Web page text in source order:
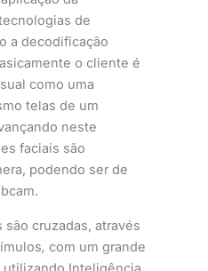
de
a decodificação
o cliente é
como uma
telas de um
neste
faciais são
podendo ser de
cruzadas, através
, com um grande